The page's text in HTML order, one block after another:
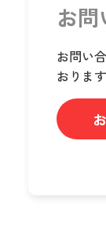
お
お問い
おります